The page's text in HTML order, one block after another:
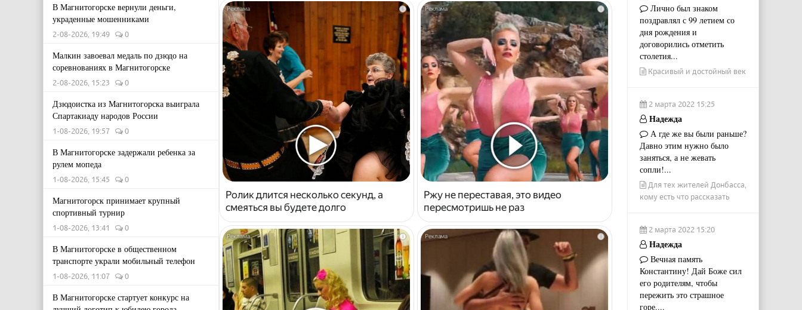
В Магнитогорске вернули деньги,
украденные мошенниками
2-08-2026, 19:49 0
Малкин завоевал медаль по дзюдо на
соревнованиях в Магнитогорске
2-08-2026, 15:23 0
Дзюдоистка из Магнитогорска выиграла
Спартакиаду народов России
1-08-2026, 19:57 0
В Магнитогорске задержали ребенка за
рулем мопеда
1-08-2026, 15:45 0
Магнитогорск принимает крупный
спортивный турнир
1-08-2026, 13:41 0
В Магнитогорске в общественном
транспорте украли мобильный телефон
1-08-2026, 11:07 0
В Магнитогорске стартует конкурс на
i
Ролик длится несколько секунд, а
смеяться вы будете долго
i
Ржу не переставая, это видео
пересмотришь не раз
i i
Лично был знаком
поздравлял с 99 летием со
дня рождения и
договорились отметить
столетия...
Красивый и достойный век
2 марта 2022 15:25
Надежда
А где же вы были раньше?
Давно этим нужно было
заняться, а не жевать
сопли!...
Для тех жителей Донбасса,
кому есть что рассказать
2 марта 2022 15:20
Надежда
Вечная память
Константину! Дай Боже сил
его родителям, чтобы
пережить это страшное
горе....